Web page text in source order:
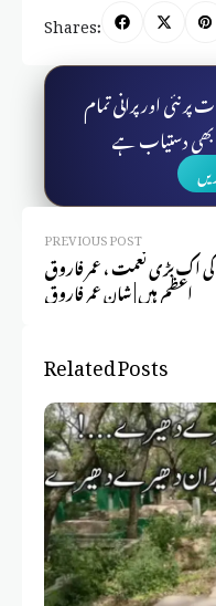
Shares:
نئی اور پرانی تمام
دستیاب ہے
PREVIOUS POST
اک بڑی نعمت ، عمر فاروق
اعظم ہیں | شان عمر فاروق
Related Posts